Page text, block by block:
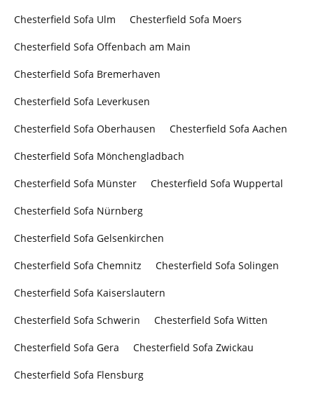
Chesterfield Sofa Ulm Chesterfield Sofa Moers
Chesterfield Sofa Offenbach am Main
Chesterfield Sofa Bremerhaven
Chesterfield Sofa Leverkusen
Chesterfield Sofa Oberhausen Chesterfield Sofa Aachen
Chesterfield Sofa Mönchengladbach
Chesterfield Sofa Münster Chesterfield Sofa Wuppertal
Chesterfield Sofa Nürnberg
Chesterfield Sofa Gelsenkirchen
Chesterfield Sofa Chemnitz Chesterfield Sofa Solingen
Chesterfield Sofa Kaiserslautern
Chesterfield Sofa Schwerin Chesterfield Sofa Witten
Chesterfield Sofa Gera Chesterfield Sofa Zwickau
Chesterfield Sofa Flensburg